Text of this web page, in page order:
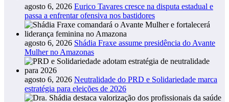
agosto 6, 2026 Eurico Tavares cresce na disputa estadual e
passa a enfrentar ofensiva nos bastidores
agosto 6, 2026 Shádia Fraxe assume presidência do Avante
Mulher no Amazonas
agosto 6, 2026 Neutralidade do PRD e Solidariedade marca
estratégia para eleições de 2026